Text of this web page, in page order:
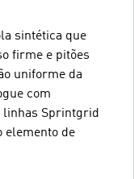
sintética que
firme e pitões
uniforme da
com
linhas Sprintgrid
elemento de